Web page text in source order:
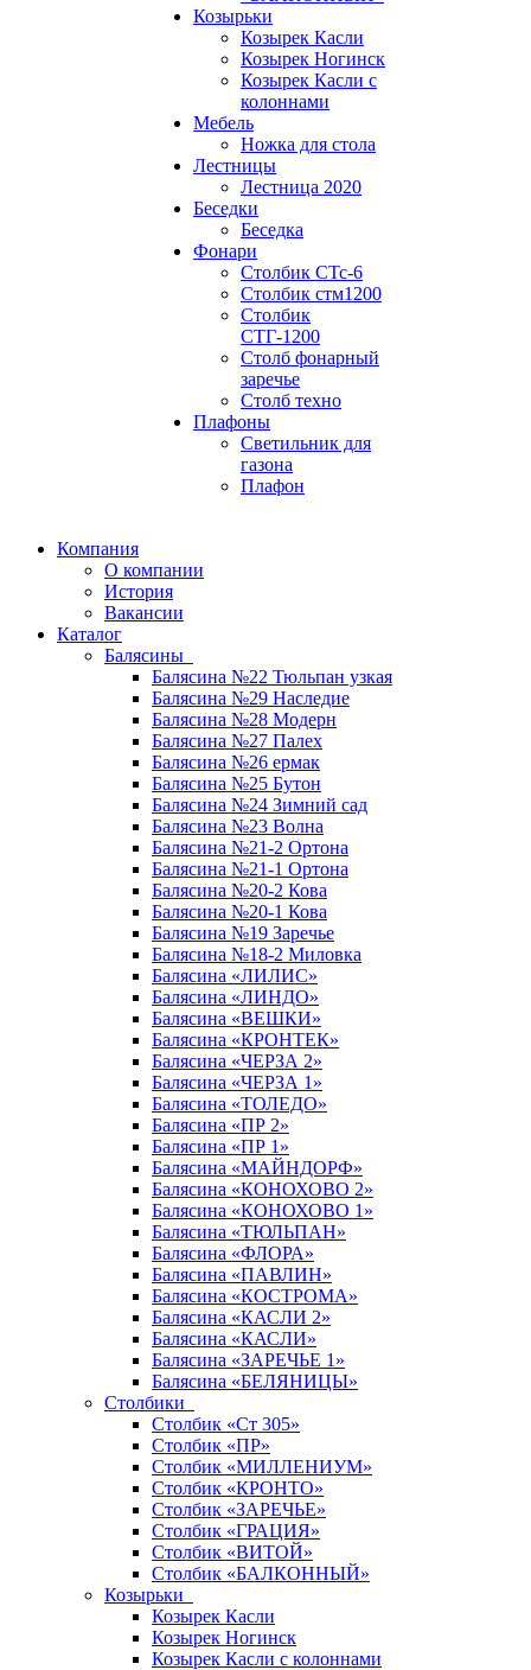
Козырьки
Козырек Касли
Козырек Ногинск
Козырек Касли с
колоннами
Мебель
Ножка для стола
Лестницы
Лестница 2020
Беседки
Беседка
Фонари
Столбик СТс-6
Столбик стм1200
Столбик
СТГ-1200
Столб фонарный
заречье
Столб техно
Плафоны
Светильник для
газона
Плафон
Компания
О компании
История
Вакансии
Каталог
Балясины
Балясина №22 Тюльпан узкая
Балясина №29 Наследие
Балясина №28 Модерн
Балясина №27 Палех
Балясина №26 ермак
Балясина №25 Бутон
Балясина №24 Зимний сад
Балясина №23 Волна
Балясина №21-2 Ортона
Балясина №21-1 Ортона
Балясина №20-2 Кова
Балясина №20-1 Кова
Балясина №19 Заречье
Балясина №18-2 Миловка
Балясина «ЛИЛИС»
Балясина «ЛИНДО»
Балясина «ВЕШКИ»
Балясина «КРОНТЕК»
Балясина «ЧЕРЗА 2»
Балясина «ЧЕРЗА 1»
Балясина «ТОЛЕДО»
Балясина «ПР 2»
Балясина «ПР 1»
Балясина «МАЙНДОРФ»
Балясина «КОНОХОВО 2»
Балясина «КОНОХОВО 1»
Балясина «ТЮЛЬПАН»
Балясина «ФЛОРА»
Балясина «ПАВЛИН»
Балясина «КОСТРОМА»
Балясина «КАСЛИ 2»
Балясина «КАСЛИ»
Балясина «ЗАРЕЧЬЕ 1»
Балясина «БЕЛЯНИЦЫ»
Столбики
Столбик «Ст 305»
Столбик «ПР»
Столбик «МИЛЛЕНИУМ»
Столбик «КРОНТО»
Столбик «ЗАРЕЧЬЕ»
Столбик «ГРАЦИЯ»
Столбик «ВИТОЙ»
Столбик «БАЛКОННЫЙ»
Козырьки
Козырек Касли
Козырек Ногинск
Козырек Касли с колоннами